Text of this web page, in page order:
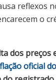
reflexos
o
dos preços
oficial